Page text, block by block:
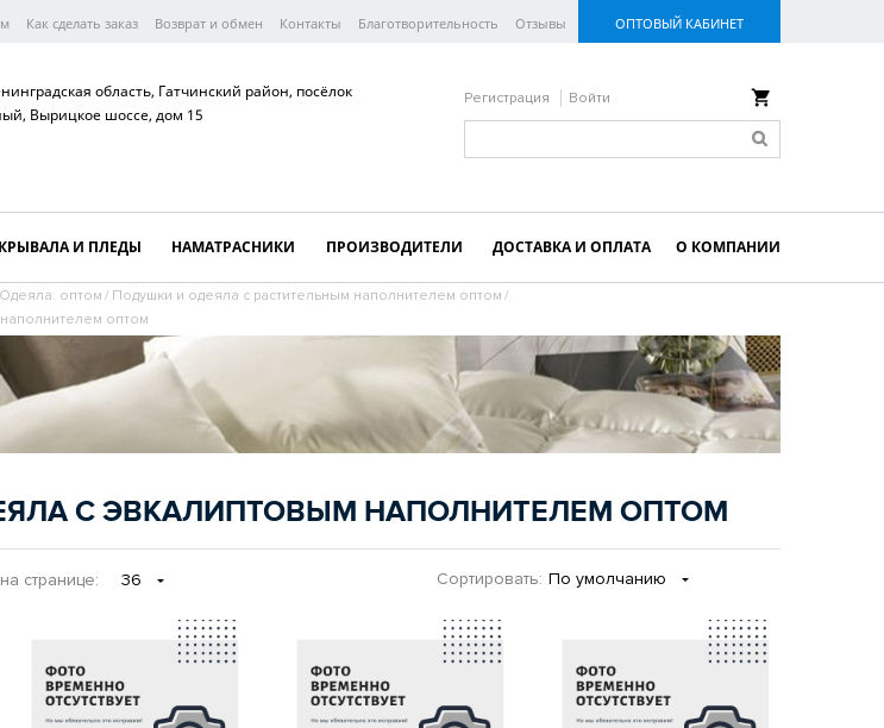
Как сделать заказ Возврат и обмен Контакты Благотворительность Отзывы ОПТОВЫЙ КАБИНЕТ
область, Гатчинский район, посёлок
Вырицкое шоссе, дом 15
Регистрация Войти
И ПЛЕДЫ НАМАТРАСНИКИ ПРОИЗВОДИТЕЛИ ДОСТАВКА И ОПЛАТА О КОМПАНИИ
оптом / Подушки и одеяла с растительным наполнителем оптом /
оптом
С ЭВКАЛИПТОВЫМ НАПОЛНИТЕЛЕМ ОПТОМ
на странице: 36 Сортировать: По умолчанию